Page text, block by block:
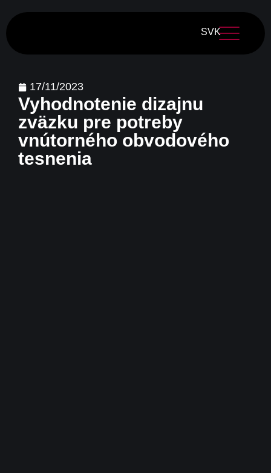
SVK
17/11/2023
Vyhodnotenie dizajnu
zväzku pre potreby
vnútorného obvodového
tesnenia